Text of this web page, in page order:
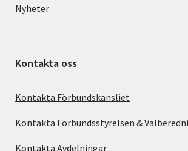
Nyheter
Kontakta oss
Kontakta Förbundskansliet
Kontakta Förbundsstyrelsen &
Kontakta Avdelningar